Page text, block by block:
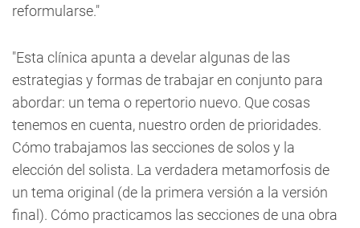
reformularse."
"Esta clínica apunta a develar algunas de las
estrategias y formas de trabajar en conjunto para
abordar: un tema o repertorio nuevo. Que cosas
tenemos en cuenta, nuestro orden de prioridades.
Cómo trabajamos las secciones de solos y la
elección del solista. La verdadera metamorfosis de
un tema original (de la primera versión a la versión
final). Cómo practicamos las secciones de una obra